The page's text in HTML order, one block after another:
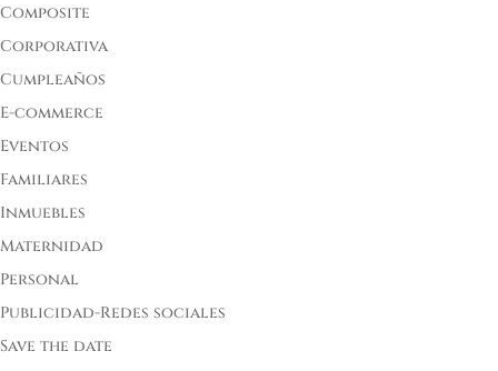
Composite
Corporativa
Cumpleaños
E-commerce
Eventos
Familiares
Inmuebles
Maternidad
Personal
Publicidad-Redes sociales
Save the date